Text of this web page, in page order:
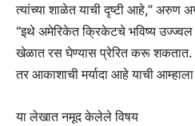
त्यांच्या शाळेत याची दृष्टी आहे,” अरुण
“इथे अमेरिकेत क्रिकेटचे भविष्य
खेळात रस घेण्यास प्रेरित करू शकतात.
तर आकाशाची मर्यादा आहे याची
या लेखात नमूद केलेले विषय